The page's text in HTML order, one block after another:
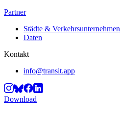
Partner
Städte & Verkehrsunternehmen
Daten
Kontakt
info@transit.app
Download